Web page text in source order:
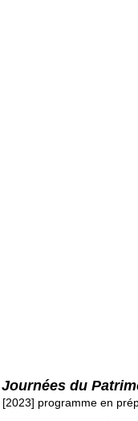
Journées du
[2023] programme en